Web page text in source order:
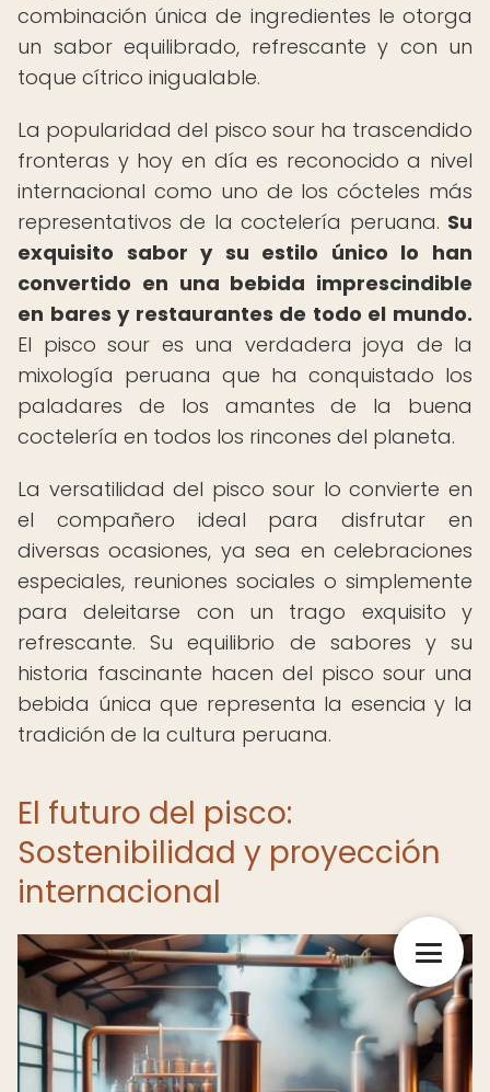
combinación única de ingredientes le otorga
un sabor equilibrado, refrescante y con un
toque cítrico inigualable.
La popularidad del pisco sour ha trascendido
fronteras y hoy en día es reconocido a nivel
internacional como uno de los cócteles más
representativos de la coctelería peruana. Su
exquisito sabor y su estilo único lo han
convertido en una bebida imprescindible
en bares y restaurantes de todo el mundo.
El pisco sour es una verdadera joya de la
mixología peruana que ha conquistado los
paladares de los amantes de la buena
coctelería en todos los rincones del planeta.
La versatilidad del pisco sour lo convierte en
el compañero ideal para disfrutar en
diversas ocasiones, ya sea en celebraciones
especiales, reuniones sociales o simplemente
para deleitarse con un trago exquisito y
refrescante. Su equilibrio de sabores y su
historia fascinante hacen del pisco sour una
bebida única que representa la esencia y la
tradición de la cultura peruana.
El futuro del pisco:
Sostenibilidad y proyección
internacional